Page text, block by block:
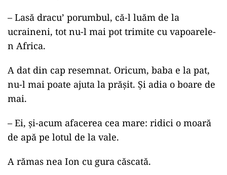
– Lasă dracu’ porumbul, că-l luăm de la
ucraineni, tot nu-l mai pot trimite cu vapoarele-
n Africa.
A dat din cap resemnat. Oricum, baba e la pat,
nu-l mai poate ajuta la prășit. Și adia o boare de
mai.
– Ei, și-acum afacerea cea mare: ridici o moară
de apă pe lotul de la vale.
A rămas nea Ion cu gura căscată.